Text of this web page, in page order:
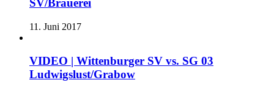
SV/Brauerei
11. Juni 2017
VIDEO | Wittenburger SV vs. SG 03
Ludwigslust/Grabow